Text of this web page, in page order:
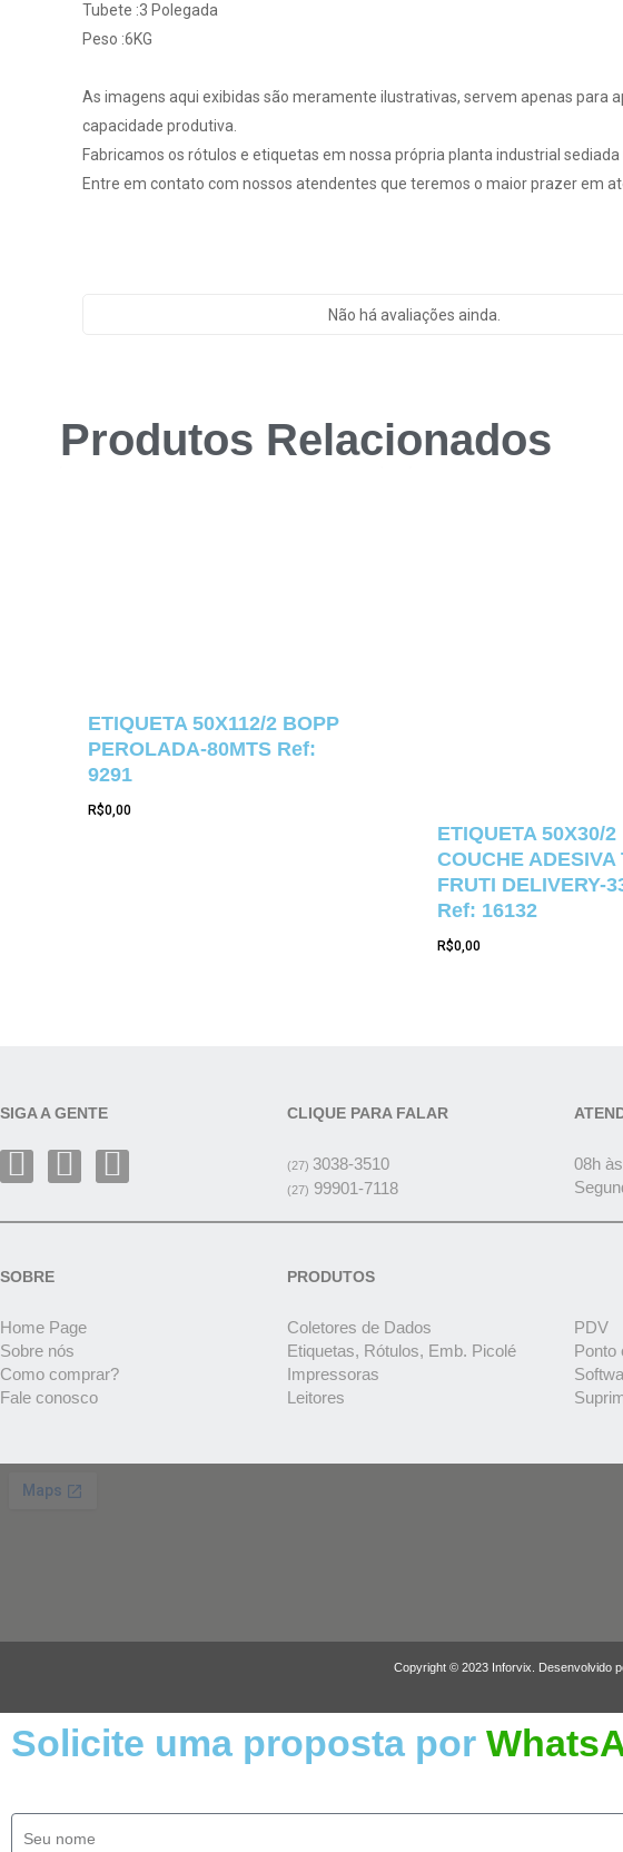
Tubete :3 Polegada
Peso :6KG
As imagens aqui exibidas são meramente ilustrativas, servem apenas para
capacidade produtiva.
Fabricamos os rótulos e etiquetas em nossa própria planta industrial sediada
Entre em contato com nossos atendentes que teremos o maior prazer em
Não há avaliações ainda.
Produtos Relacionados
ETIQUETA 50X112/2 BOPP
PEROLADA-80MTS Ref:
9291
R$0,00
ETIQUETA 50X30/2
COUCHE ADESIVA
FRUTI DELIVERY-
Ref: 16132
R$0,00
SIGA A GENTE CLIQUE PARA FALAR
(27) 3038-3510
(27) 99901-7118
08h
SOBRE
Home Page
Sobre nós
Como comprar?
Fale conosco
PRODUTOS
Coletores de Dados
Etiquetas, Rótulos, Emb. Picolé
Impressoras
Leitores
PDV
Ponto
Copyright © 2023 Inforvix. Desenvolvido
Solicite uma proposta por